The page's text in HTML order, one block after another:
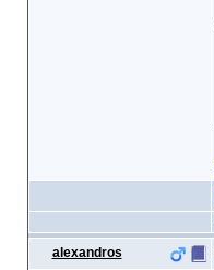
alexandros